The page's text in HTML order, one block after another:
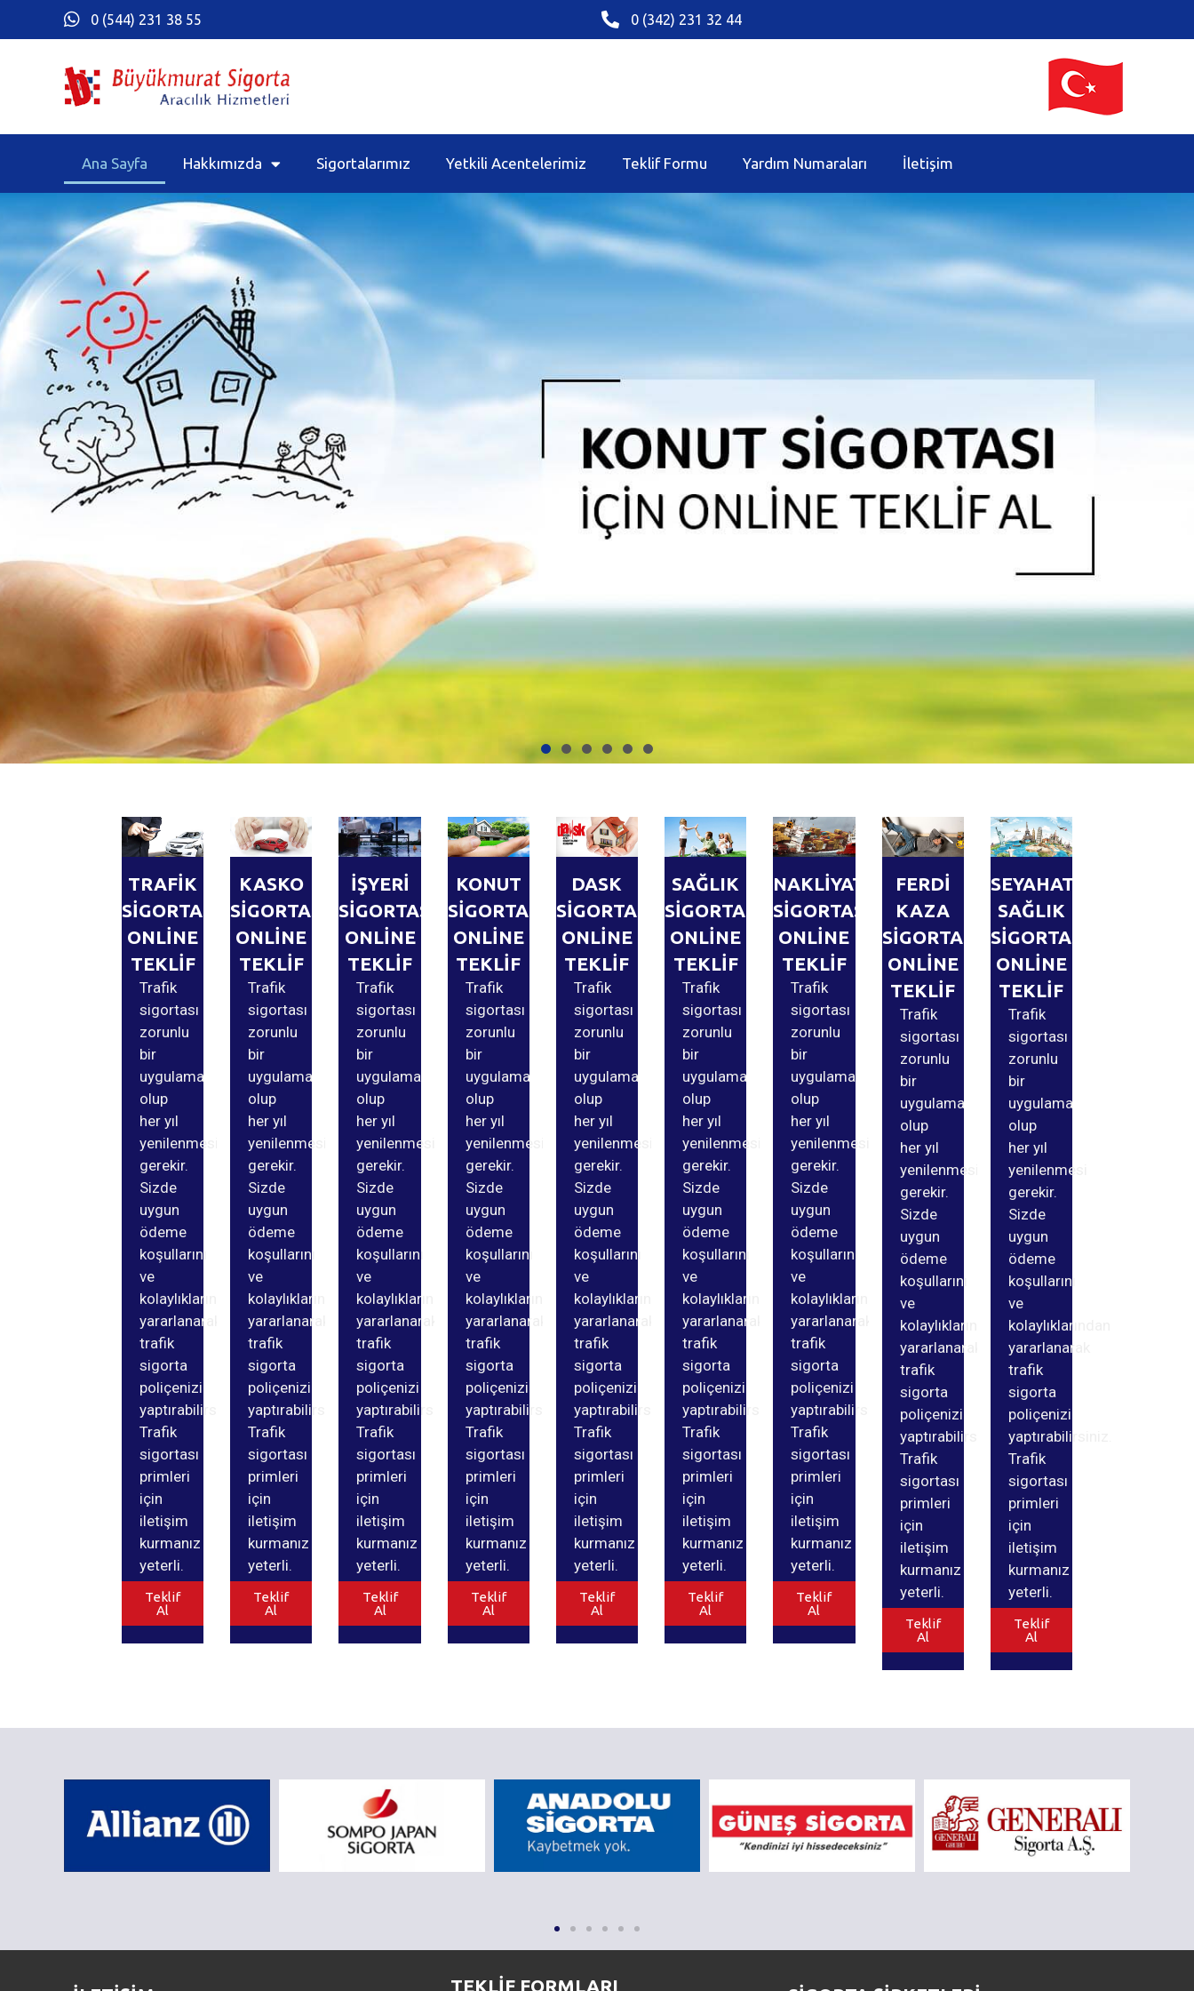
0 (544) 231 38 55 0 (342) 231 32 44
Ana Sayfa Hakkımızda Sigortalarımız Yetkili Acentelerimiz Teklif Formu Yardım Numaraları İletişim
TRAFİK
SİGORTASI
ONLİNE
TEKLİF
Trafik
sigortası
zorunlu
bir
uygulama
olup
her yıl
yenilenmesi
gerekir.
Sizde
uygun
ödeme
koşullarını
ve
kolaylıklarından
yararlanarak
trafik
sigorta
poliçenizi
yaptırabilirsiniz.
Trafik
sigortası
primleri
için
iletişim
kurmanız
yeterli.
Teklif
Al
KASKO
SİGORTASI
ONLİNE
TEKLİF
Trafik
sigortası
zorunlu
bir
uygulama
olup
her yıl
yenilenmesi
gerekir.
Sizde
uygun
ödeme
koşullarını
ve
kolaylıklarından
yararlanarak
trafik
sigorta
poliçenizi
yaptırabilirsiniz.
Trafik
sigortası
primleri
için
iletişim
kurmanız
yeterli.
Teklif
Al
İŞYERİ
SİGORTASI
ONLİNE
TEKLİF
Trafik
sigortası
zorunlu
bir
uygulama
olup
her yıl
yenilenmesi
gerekir.
Sizde
uygun
ödeme
koşullarını
ve
kolaylıklarından
yararlanarak
trafik
sigorta
poliçenizi
yaptırabilirsiniz.
Trafik
sigortası
primleri
için
iletişim
kurmanız
yeterli.
Teklif
Al
KONUT
SİGORTASI
ONLİNE
TEKLİF
Trafik
sigortası
zorunlu
bir
uygulama
olup
her yıl
yenilenmesi
gerekir.
Sizde
uygun
ödeme
koşullarını
ve
kolaylıklarından
yararlanarak
trafik
sigorta
poliçenizi
yaptırabilirsiniz.
Trafik
sigortası
primleri
için
iletişim
kurmanız
yeterli.
Teklif
Al
DASK
SİGORTASI
ONLİNE
TEKLİF
Trafik
sigortası
zorunlu
bir
uygulama
olup
her yıl
yenilenmesi
gerekir.
Sizde
uygun
ödeme
koşullarını
ve
kolaylıklarından
yararlanarak
trafik
sigorta
poliçenizi
yaptırabilirsiniz.
Trafik
sigortası
primleri
için
iletişim
kurmanız
yeterli.
Teklif
Al
SAĞLIK
SİGORTASI
ONLİNE
TEKLİF
Trafik
sigortası
zorunlu
bir
uygulama
olup
her yıl
yenilenmesi
gerekir.
Sizde
uygun
ödeme
koşullarını
ve
kolaylıklarından
yararlanarak
trafik
sigorta
poliçenizi
yaptırabilirsiniz.
Trafik
sigortası
primleri
için
iletişim
kurmanız
yeterli.
Teklif
Al
NAKLİYAT
SİGORTASI
ONLİNE
TEKLİF
Trafik
sigortası
zorunlu
bir
uygulama
olup
her yıl
yenilenmesi
gerekir.
Sizde
uygun
ödeme
koşullarını
ve
kolaylıklarından
yararlanarak
trafik
sigorta
poliçenizi
yaptırabilirsiniz.
Trafik
sigortası
primleri
için
iletişim
kurmanız
yeterli.
Teklif
Al
FERDİ
KAZA
SİGORTASI
ONLİNE
TEKLİF
Trafik
sigortası
zorunlu
bir
uygulama
olup
her yıl
yenilenmesi
gerekir.
Sizde
uygun
ödeme
koşullarını
ve
kolaylıklarından
yararlanarak
trafik
sigorta
poliçenizi
yaptırabilirsiniz.
Trafik
sigortası
primleri
için
iletişim
kurmanız
yeterli.
Teklif
Al
SEYAHAT
SAĞLIK
SİGORTASI
ONLİNE
TEKLİF
Trafik
sigortası
zorunlu
bir
uygulama
olup
her yıl
yenilenmesi
gerekir.
Sizde
uygun
ödeme
koşullarını
ve
kolaylıklarından
yararlanarak
trafik
sigorta
poliçenizi
yaptırabilirsiniz.
Trafik
sigortası
primleri
için
iletişim
kurmanız
yeterli.
Teklif
Al
TEKLİF FORMLARI